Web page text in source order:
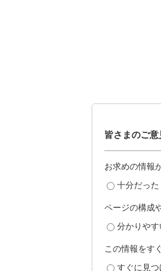
皆さまのご意
お求めの情報
十分だった
ページの構成
分かりやす
この情報をす
すぐに見つ